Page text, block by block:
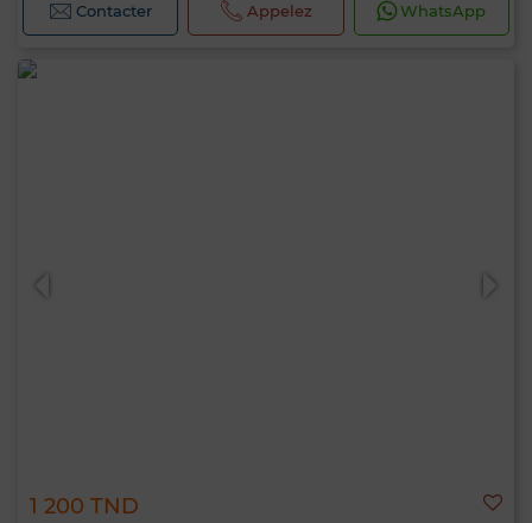
Contacter Appelez WhatsApp
1 200 TND